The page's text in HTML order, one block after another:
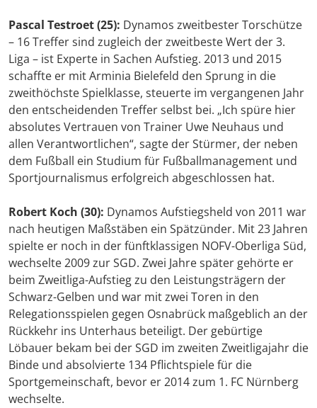
Pascal Testroet (25): Dynamos zweitbester Torschütze
– 16 Treffer sind zugleich der zweitbeste Wert der 3.
Liga – ist Experte in Sachen Aufstieg. 2013 und 2015
schaffte er mit Arminia Bielefeld den Sprung in die
zweithöchste Spielklasse, steuerte im vergangenen Jahr
den entscheidenden Treffer selbst bei. „Ich spüre hier
absolutes Vertrauen von Trainer Uwe Neuhaus und
allen Verantwortlichen“, sagte der Stürmer, der neben
dem Fußball ein Studium für Fußballmanagement und
Sportjournalismus erfolgreich abgeschlossen hat.
Robert Koch (30): Dynamos Aufstiegsheld von 2011 war
nach heutigen Maßstäben ein Spätzünder. Mit 23 Jahren
spielte er noch in der fünftklassigen NOFV-Oberliga Süd,
wechselte 2009 zur SGD. Zwei Jahre später gehörte er
beim Zweitliga-Aufstieg zu den Leistungsträgern der
Schwarz-Gelben und war mit zwei Toren in den
Relegationsspielen gegen Osnabrück maßgeblich an der
Rückkehr ins Unterhaus beteiligt. Der gebürtige
Löbauer bekam bei der SGD im zweiten Zweitligajahr die
Binde und absolvierte 134 Pflichtspiele für die
Sportgemeinschaft, bevor er 2014 zum 1. FC Nürnberg
wechselte.